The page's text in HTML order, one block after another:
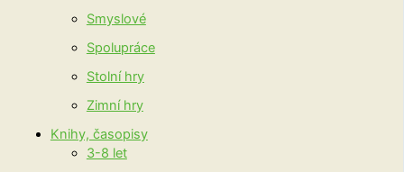
Smyslové
Spolupráce
Stolní hry
Zimní hry
Knihy, časopisy
3-8 let